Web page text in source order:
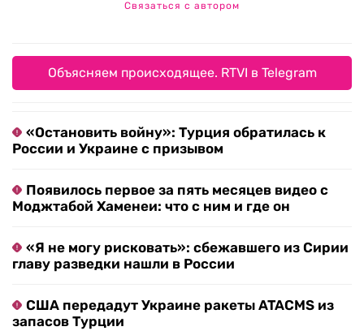
Связаться с автором
Объясняем происходящее. RTVI в Telegram
«Остановить войну»: Турция обратилась к
России и Украине с призывом
Появилось первое за пять месяцев видео с
Моджтабой Хаменеи: что с ним и где он
«Я не могу рисковать»: сбежавшего из Сирии
главу разведки нашли в России
США передадут Украине ракеты ATACMS из
запасов Турции